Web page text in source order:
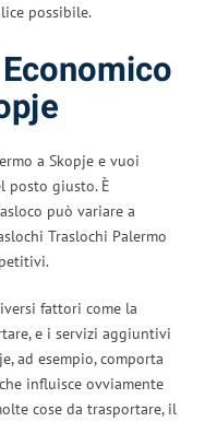
possibile.
a Skopje e vuoi
posto giusto. È
può variare a
Traslochi Palermo
fattori come la
e i servizi aggiuntivi
ad esempio, comporta
influisce ovviamente
cose da trasportare, il